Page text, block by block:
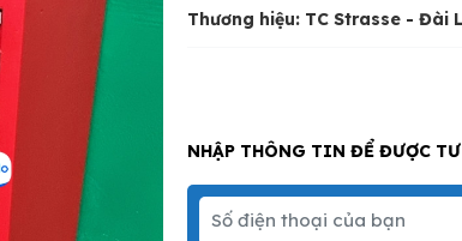
Thương hiệu: TC Strasse - Đài
NHẬP THÔNG TIN ĐỂ ĐƯỢC